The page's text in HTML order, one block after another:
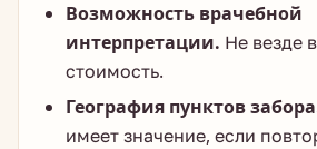
Возможность врачебной
интерпретации. Не везде
стоимость.
География пунктов
имеет значение, если